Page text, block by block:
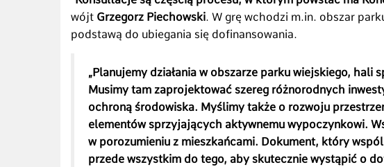
wójt Grzegorz Piechowski. W grę wchodzi m.in. obszar
podstawą do ubiegania się dofinansowania.
„Planujemy działania w obszarze parku wiejskiego, hali
Musimy tam zaprojektować szereg różnorodnych
ochroną środowiska. Myślimy także o rozwoju
elementów sprzyjających aktywnemu wypoczynkowi.
w porozumieniu z mieszkańcami. Dokument, który
przede wszystkim do tego, aby skutecznie wystąpić o